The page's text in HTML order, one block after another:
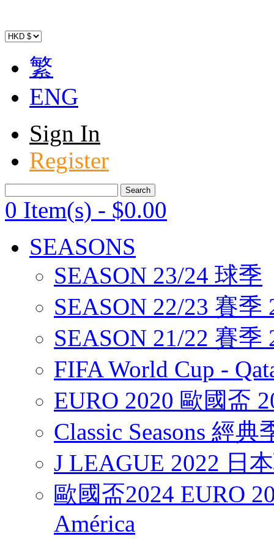
繁
ENG
Sign In
Register
0 Item(s) - $0.00
SEASONS
SEASON 23/24 球季
SEASON 22/23 賽季
SEASON 21/22 賽季
FIFA World Cup -
EURO 2020 歐國盃
Classic Seasons 經典
J LEAGUE 2022 日
歐國盃2024 EURO
América